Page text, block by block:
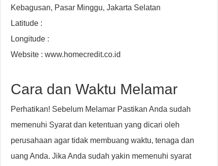
Kebagusan, Pasar Minggu, Jakarta Selatan
Latitude :
Longitude :
Website : www.homecredit.co.id
Cara dan Waktu Melamar
Perhatikan! Sebelum Melamar Pastikan Anda sudah
memenuhi Syarat dan ketentuan yang dicari oleh
perusahaan agar tidak membuang waktu, tenaga dan
uang Anda. Jika Anda sudah yakin memenuhi syarat